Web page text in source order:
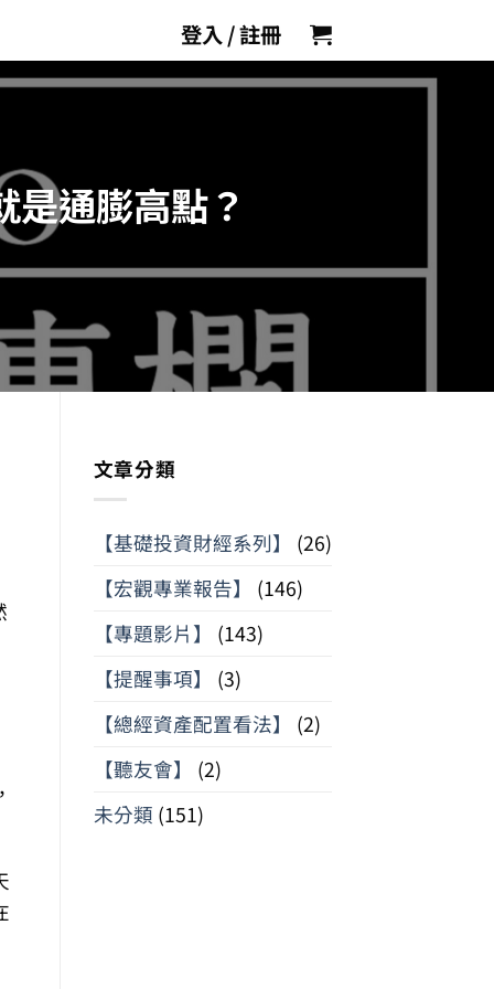
登入 / 註冊
是通膨高點？
文章分類
【基礎投資財經系列】
(26)
【宏觀專業報告】
(146)
【專題影片】
(143)
【提醒事項】
(3)
【總經資產配置看法】
(2)
【聽友會】
(2)
未分類 (151)